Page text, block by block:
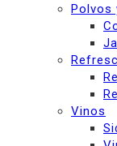
Polvos
Vinos